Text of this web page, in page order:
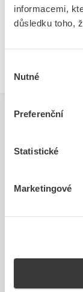
informacemi,
důsledku toho,
souhlasu
Nutné
Preferenční
Statistické
Marketingové
Bezpečnostní
očíslování